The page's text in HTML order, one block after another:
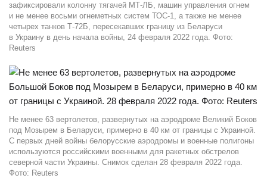
зафиксировали колонну тягачей МТ-ЛБ, машин управления огнем
и не менее восьми огнеметных систем ТОС-1, а также не менее
четырех танков Т-72Б, пересекавших границу из Беларуси
в Украину в день начала войны, 24 февраля 2022 года. Фото:
Reuters
Не менее 63 вертолетов, развернутых на аэродроме Великий Боков
под Мозырем в Беларуси, примерно в 40 км от границы с Украиной.
С первых дней войны белорусские аэродромы и военные полигоны
используются российскими военными для ракетных обстрелов
северной части Украины. Снимок сделан 28 февраля 2022 года.
Фото: Reuters